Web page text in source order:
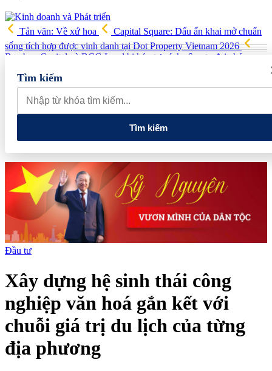
Tản văn: Về xứ hoa
Capital Square: Dấu ấn khai mở chuẩn
sống tích hợp được vinh danh tại Dot Property Vietnam 2026
Bamboo Capital và BCG Land bị hủy tư cách công ty đại chúng,
quyền lợi cổ đông ra sao?
dự án Khu Nhà ở xã hội Phú Minh gần 400 tỷ đồng
Gia đình
Chủ tịch DIC Corp tiếp tục bị bán giải chấp hơn 8 triệu cổ phiếu,
doanh nghiệp mới hoàn thành khoảng 1/4 kế hoạch năm
Tìm kiếm
Tìm kiếm
Đầu tư
Xây dựng hệ sinh thái công
nghiệp văn hoá gắn kết với
chuỗi giá trị du lịch của từng
địa phương